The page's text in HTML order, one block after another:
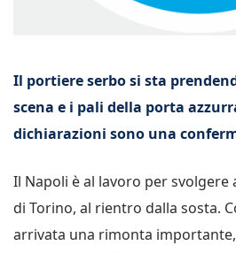
Il portiere serbo si sta
scena e i pali della porta
dichiarazioni sono una
Il Napoli è al lavoro per
di Torino, al rientro dalla sosta.
arrivata una rimonta